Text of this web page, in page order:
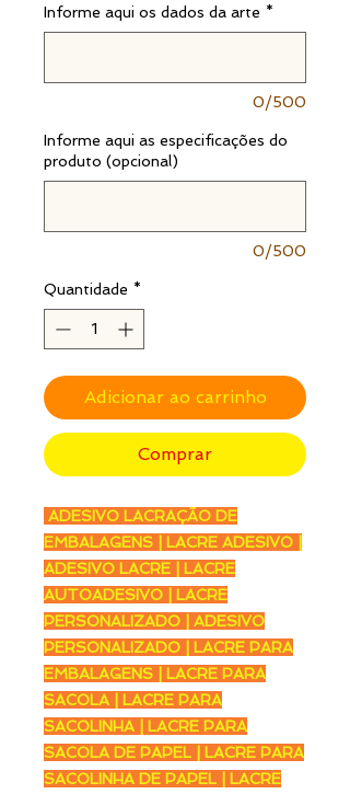
Informe aqui os dados da arte *
0/500
Informe aqui as especificações do
produto (opcional)
0/500
Quantidade *
Adicionar ao carrinho
Comprar
ADESIVO LACRAÇÃO DE
EMBALAGENS | LACRE ADESIVO |
ADESIVO LACRE | LACRE
AUTOADESIVO | LACRE
PERSONALIZADO | ADESIVO
PERSONALIZADO | LACRE PARA
EMBALAGENS | LACRE PARA
SACOLA | LACRE PARA
SACOLINHA | LACRE PARA
SACOLA DE PAPEL | LACRE PARA
SACOLINHA DE PAPEL | LACRE